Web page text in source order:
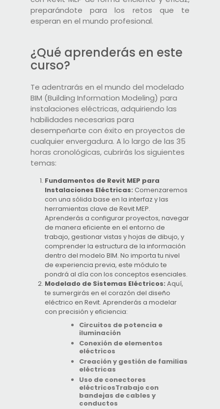
preparándote para los retos que te
esperan en el mundo profesional.
¿Qué aprenderás en este
curso?
Te adentrarás en el mundo del modelado
BIM (Building Information Modeling) para
instalaciones eléctricas, adquiriendo las
habilidades necesarias para
desempeñarte con éxito en proyectos de
cualquier envergadura. A lo largo de las 35
horas cronológicas, cubrirás los siguientes
temas:
Fundamentos de Revit MEP para
Instalaciones Eléctricas: Comenzaremos
con una sólida base en la interfaz y las
herramientas clave de Revit MEP.
Aprenderás a configurar proyectos, navegar
de manera eficiente en el entorno de
trabajo, gestionar vistas y hojas de dibujo, y
comprender la estructura de la información
dentro del modelo BIM. No importa tu nivel
de experiencia previa, este módulo te
pondrá al día con los conceptos esenciales.
Modelado de Sistemas Eléctricos: Aquí,
te sumergirás en el corazón del diseño
eléctrico en Revit. Aprenderás a modelar
con precisión y eficiencia:
Circuitos de potencia e
iluminación
Conexión de elementos
eléctricos
Creación y gestión de familias
eléctricas
Uso de conectores
eléctricosTrabajo con
bandejas de cables y
conductos